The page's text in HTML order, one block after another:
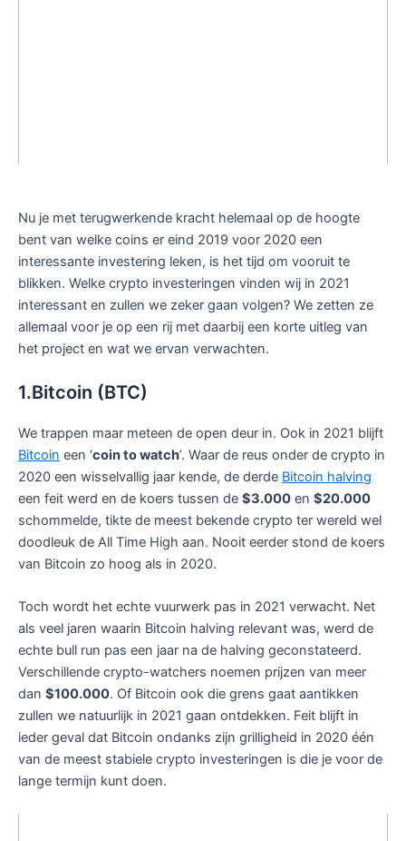
Nu je met terugwerkende kracht helemaal op de hoogte
bent van welke coins er eind 2019 voor 2020 een
interessante investering leken, is het tijd om vooruit te
blikken. Welke crypto investeringen vinden wij in 2021
interessant en zullen we zeker gaan volgen? We zetten ze
allemaal voor je op een rij met daarbij een korte uitleg van
het project en wat we ervan verwachten.
1.Bitcoin (BTC)
We trappen maar meteen de open deur in. Ook in 2021 blijft
Bitcoin een ‘coin to watch’. Waar de reus onder de crypto in
2020 een wisselvallig jaar kende, de derde Bitcoin halving
een feit werd en de koers tussen de $3.000 en $20.000
schommelde, tikte de meest bekende crypto ter wereld wel
doodleuk de All Time High aan. Nooit eerder stond de koers
van Bitcoin zo hoog als in 2020.
Toch wordt het echte vuurwerk pas in 2021 verwacht. Net
als veel jaren waarin Bitcoin halving relevant was, werd de
echte bull run pas een jaar na de halving geconstateerd.
Verschillende crypto-watchers noemen prijzen van meer
dan $100.000. Of Bitcoin ook die grens gaat aantikken
zullen we natuurlijk in 2021 gaan ontdekken. Feit blijft in
ieder geval dat Bitcoin ondanks zijn grilligheid in 2020 één
van de meest stabiele crypto investeringen is die je voor de
lange termijn kunt doen.